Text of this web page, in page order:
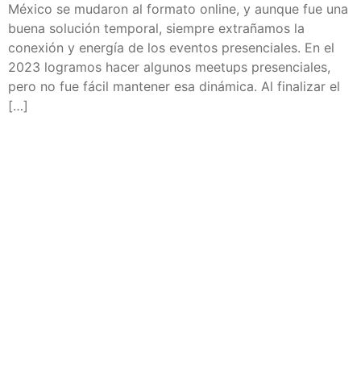
México se mudaron al formato online, y aunque fue una
buena solución temporal, siempre extrañamos la
conexión y energía de los eventos presenciales. En el
2023 logramos hacer algunos meetups presenciales,
pero no fue fácil mantener esa dinámica. Al finalizar el
[…]